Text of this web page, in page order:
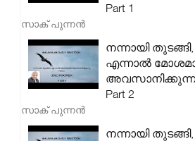
Part 1
സാക് പുന്നൻ
നന്നായി തുടങ്ങി,
എന്നാൽ
Part 2
സാക് പുന്നൻ
നന്നായി തുടങ്ങി,